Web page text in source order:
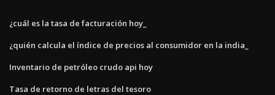
¿cuál es la tasa de facturación hoy_
¿quién calcula el índice de precios al consumidor en la india_
Inventario de petróleo crudo api hoy
Tasa de retorno de letras del tesoro